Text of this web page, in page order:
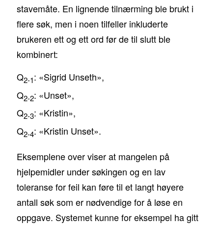
stavemåte. En lignende tilnærming ble brukt i
flere søk, men i noen tilfeller inkluderte
brukeren ett og ett ord før de til slutt ble
kombinert:
Q2-1: «Sigrid Unseth»,
Q2-2: «Unset»,
Q2-3: «Kristin»,
Q2-4: «Kristin Unset».
Eksemplene over viser at mangelen på
hjelpemidler under søkingen og en lav
toleranse for feil kan føre til et langt høyere
antall søk som er nødvendige for å løse en
oppgave. Systemet kunne for eksempel ha gitt